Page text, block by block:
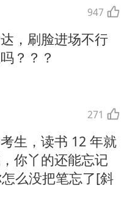
947
，刷脸进场不行
？？？
271
生，读书 12 年就
你丫的还能忘记
么没把笔忘了[斜